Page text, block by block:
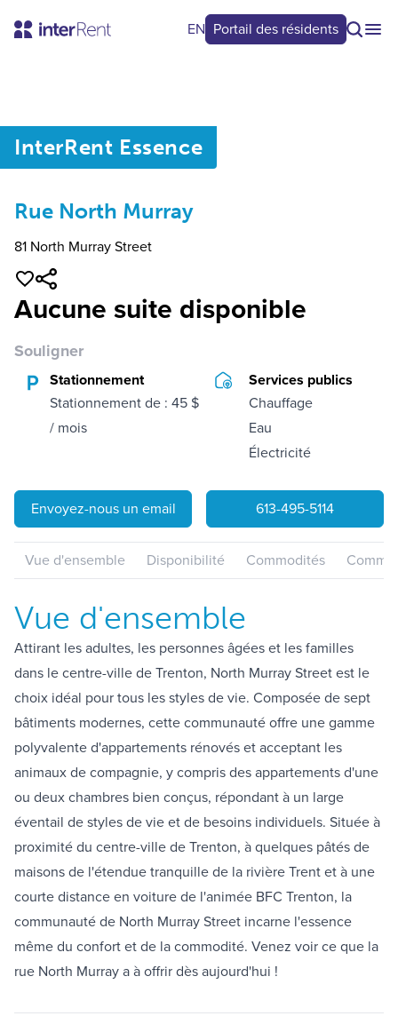
EN Portail des résidents
0/0
InterRent Essence
Rue North Murray
81 North Murray Street
Aucune suite disponible
Souligner
Stationnement
Stationnement de : 45 $
/ mois
Services publics
Chauffage
Eau
Électricité
Envoyez-nous un email 613-495-5114
Vue d'ensemble Disponibilité Commodités
Vue d'ensemble
Attirant les adultes, les personnes âgées et les familles
dans le centre-ville de Trenton, North Murray Street est le
choix idéal pour tous les styles de vie. Composée de sept
bâtiments modernes, cette communauté offre une gamme
polyvalente d'appartements rénovés et acceptant les
animaux de compagnie, y compris des appartements d'une
ou deux chambres bien conçus, répondant à un large
éventail de styles de vie et de besoins individuels. Située à
proximité du centre-ville de Trenton, à quelques pâtés de
maisons de l'étendue tranquille de la rivière Trent et à une
courte distance en voiture de l'animée BFC Trenton, la
communauté de North Murray Street incarne l'essence
même du confort et de la commodité. Venez voir ce que la
rue North Murray a à offrir dès aujourd'hui !